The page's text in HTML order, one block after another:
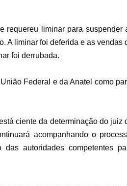
requereu liminar para suspender
A liminar foi deferida e as vendas
foi derrubada.
Federal e da Anatel como
ciente da determinação do juiz
acompanhando o
autoridades competentes